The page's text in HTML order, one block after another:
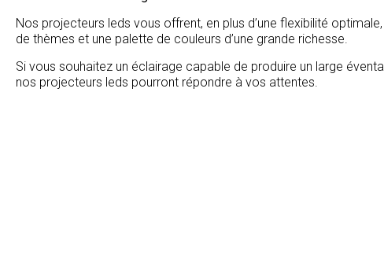
Nos projecteurs leds vous offrent, en plus d’une flexibilité
de thèmes et une palette de couleurs d’une grande richesse.
Si vous souhaitez un éclairage capable de produire un large
nos projecteurs leds pourront répondre à vos attentes.